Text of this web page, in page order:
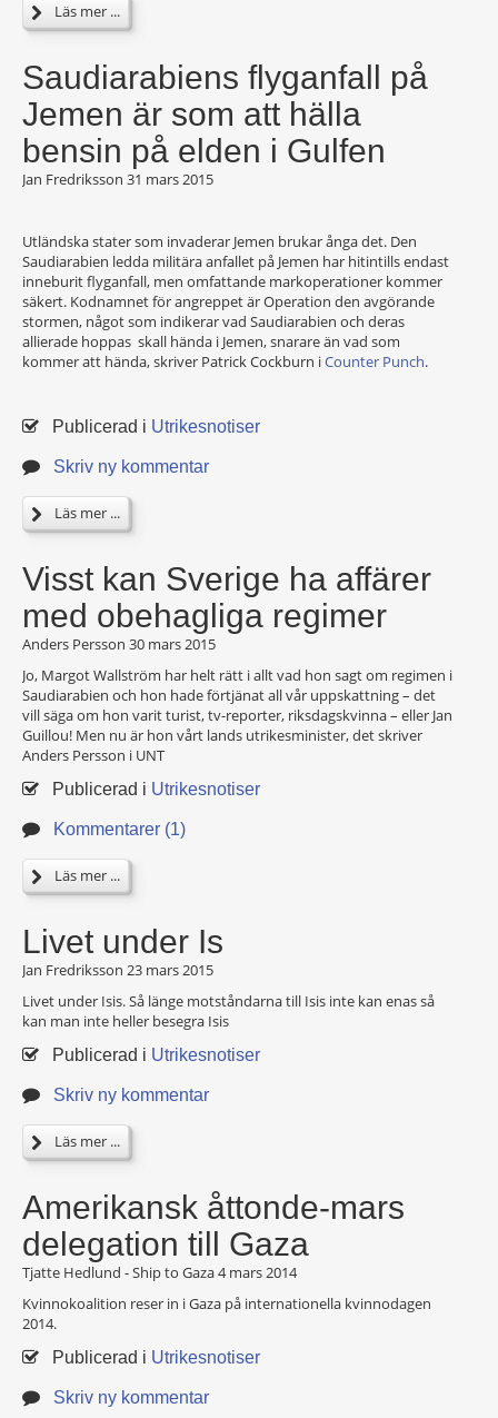
Läs mer ...
Saudiarabiens flyganfall på
Jemen är som att hälla
bensin på elden i Gulfen
Jan Fredriksson 31 mars 2015
Utländska stater som invaderar Jemen brukar ånga det. Den
Saudiarabien ledda militära anfallet på Jemen har hitintills endast
inneburit flyganfall, men omfattande markoperationer kommer
säkert. Kodnamnet för angreppet är Operation den avgörande
stormen, något som indikerar vad Saudiarabien och deras
allierade hoppas skall hända i Jemen, snarare än vad som
kommer att hända, skriver Patrick Cockburn iCounter Punch.
Publicerad i Utrikesnotiser
Skriv ny kommentar
Läs mer ...
Visst kan Sverige ha affärer
med obehagliga regimer
Anders Persson 30 mars 2015
Jo, Margot Wallström har helt rätt i allt vad hon sagt om regimen i
Saudiarabien och hon hade förtjänat all vår uppskattning – det
vill säga om hon varit turist, tv-reporter, riksdagskvinna – eller Jan
Guillou! Men nu är hon vårt lands utrikesminister, det skriver
Anders Persson i UNT
Publicerad i Utrikesnotiser
Kommentarer (1)
Läs mer ...
Livet under Is
Jan Fredriksson 23 mars 2015
Livet under Isis. Så länge motståndarna till Isis inte kan enas så
kan man inte heller besegra Isis
Publicerad i Utrikesnotiser
Skriv ny kommentar
Läs mer ...
Amerikansk åttonde-mars
delegation till Gaza
Tjatte Hedlund - Ship to Gaza4 mars 2014
Kvinnokoalition reser in i Gaza på internationella kvinnodagen
2014.
Publicerad i Utrikesnotiser
Skriv ny kommentar